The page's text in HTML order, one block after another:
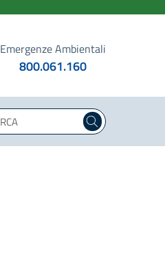
Emergenze Ambientali
800.061.160